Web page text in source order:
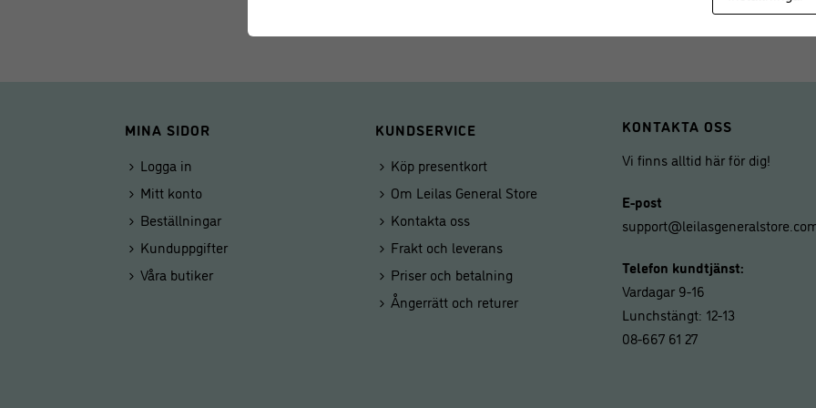
MINA SIDOR
Logga in
Mitt konto
Beställningar
Kunduppgifter
Våra butiker
KUNDSERVICE
Köp presentkort
Om Leilas General Store
Kontakta oss
Frakt och leverans
Priser och betalning
Ångerrätt och returer
KONTAKTA OSS
Vi finns alltid här för dig!
E-post
Telefon kundtjänst:
Vardagar 9-16
Lunchstängt: 12-13
08-667 61 27